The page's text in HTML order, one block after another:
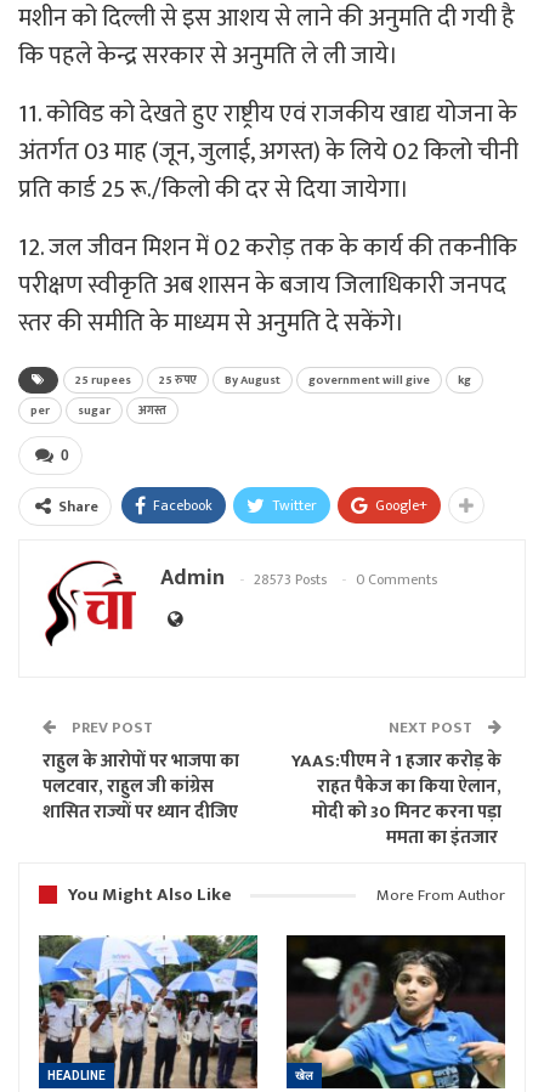
मशीन को दिल्ली से इस आशय से लाने की अनुमति दी गयी है
कि पहले केन्द्र सरकार से अनुमति ले ली जाये।
11. कोविड को देखते हुए राष्ट्रीय एवं राजकीय खाद्य योजना के
अंतर्गत 03 माह (जून, जुलाई, अगस्त) के लिये 02 किलो चीनी
प्रति कार्ड 25 रू./किलो की दर से दिया जायेगा।
12. जल जीवन मिशन में 02 करोड़ तक के कार्य की तकनीकि
परीक्षण स्वीकृति अब शासन के बजाय जिलाधिकारी जनपद
स्तर की समीति के माध्यम से अनुमति दे सकेंगे।
25 rupees 25 रुपए By August government will give
kg
per
sugar अगस्त
0
Share Facebook Twitter Google+
Admin 28573 Posts 0 Comments
PREV POST
राहुल के आरोपों पर भाजपा का
पलटवार, राहुल जी कांग्रेस
शासित राज्यों पर ध्यान दीजिए
NEXT POST
YAAS:पीएम ने 1 हजार करोड़ के
राहत पैकेज का किया ऐलान,
मोदी को 30 मिनट करना पड़ा
ममता का इंतजार
You Might Also Like
More From Author
HEADLINE खेल